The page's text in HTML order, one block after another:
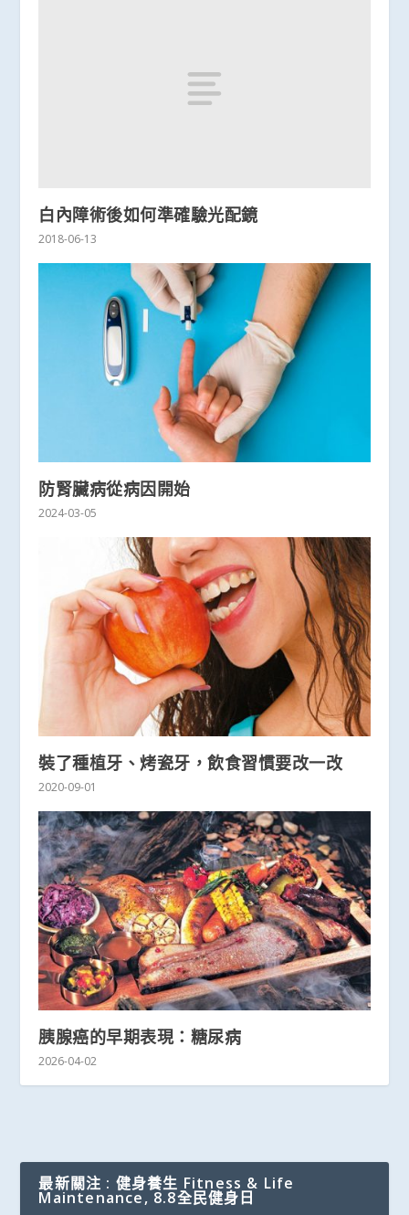
白內障術後如何準確驗光配鏡
2018-06-13
防腎臟病從病因開始
2024-03-05
裝了種植牙、烤瓷牙，飲食習慣要改一改
2020-09-01
胰腺癌的早期表現：糖尿病
2026-04-02
最新關注 : 健身養生 Fitness & Life
Maintenance, 8.8全民健身日